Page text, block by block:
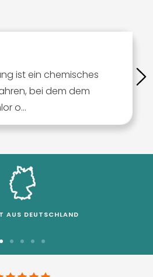
ist ein chemisches
bei dem dem
o...
AUS DEUTSCHLAND